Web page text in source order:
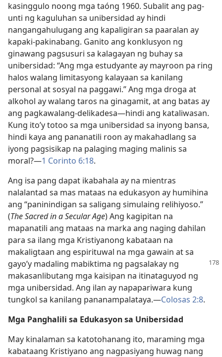
kasinggulo noong mga taóng 1960. Subalit ang pag-
unti ng kaguluhan sa unibersidad ay hindi
nangangahulugang ang kapaligiran sa paaralan ay
kapaki-pakinabang. Ganito ang konklusyon ng
ginawang pagsusuri sa kalagayan ng buhay sa
unibersidad: “Ang mga estudyante ay mayroon pa ring
halos walang limitasyong kalayaan sa kanilang
personal at sosyal na paggawi.” Ang mga droga at
alkohol ay walang taros na ginagamit, at ang batas ay
ang pagkawalang-delikadesa​—hindi ang kataliwasan.
Kung ito’y totoo sa mga unibersidad sa inyong bansa,
hindi kaya ang pananatili roon ay makahadlang sa
iyong pagsisikap na palaging maging malinis sa
moral?​—1 Corinto 6:18.
Ang isa pang dapat ikabahala ay na mientras
nalalantad sa mas mataas na edukasyon ay humihina
ang “paninindigan sa saligang simulaing relihiyoso.”
(The Sacred in a Secular Age) Ang kagipitan na
mapanatili ang mataas na marka ang naging dahilan
para sa ilang mga Kristiyanong kabataan na
makaligtaan ang espirituwal na mga gawain at sa
gayo’y madaling mabiktima ng pagsalakay ng
makasanlibutang mga kaisipan na itinataguyod ng
mga unibersidad. Ang ilan ay napapariwara kung
tungkol sa kanilang pananampalataya.​—Colosas 2:8.
Mga Panghalili sa Edukasyon sa Unibersidad
May kinalaman sa katotohanang ito, maraming mga
kabataang Kristiyano ang nagpasiyang huwag nang